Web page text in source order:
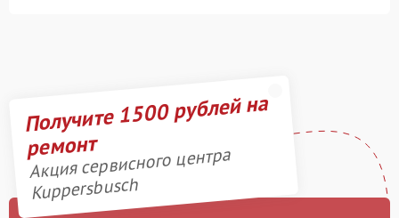
Получите 1500 рублей на
ремонт
Акция сервисного центра
Kuppersbusch